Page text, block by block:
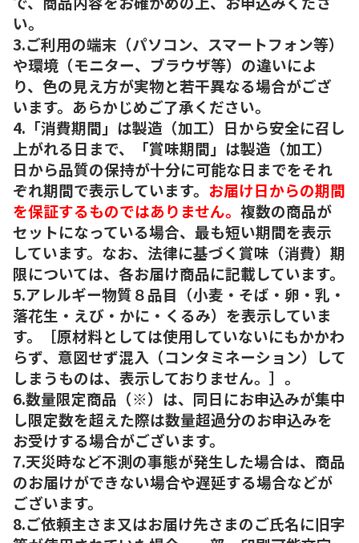
い。
3.ご利用の端末（パソコン、スマートフォン等）
や環境（モニター、ブラウザ等）の違いによ
り、色の見え方が実物と若干異なる場合がござ
います。あらかじめご了承ください。
4.「消費期間」は製造（加工）日から安全に召し
上がれる日まで、「賞味期間」は製造（加工）
日から品質の保持が十分に可能な日までをそれ
ぞれ期間で表示しています。 お届け日からの期間
を保証するものではありません。 複数の商品が
セットになっている場合、最も短い期間を表示
しています。なお、法律に基づく賞味（消費）期
限については、各お届け商品に記載しています。
5.アレルギー物質８品目（小麦・そば・卵・乳・
落花生・えび・かに・くるみ）を表示していま
す。［原材料としては使用していないにもかかわ
らず、意図せず混入（コンタミネーション）して
しまうものは、表示しておりません。］。
6.数量限定商品（※）は、同日にお申込みが集中
し限定数を超えた際は数量超過分のお申込みを
お受けする場合がございます。
7.天災時など不測の事態が発生した場合は、商品
のお届けができない場合や遅延する場合などが
ございます。
8.ご依頼主さま又はお届け先さまのご氏名に旧字